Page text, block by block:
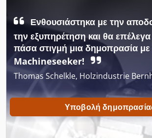
Ενθουσιάστηκα με την
την εξυπηρέτηση και θα
πάσα στιγμή μια δημοπρασία με
Machineseeker!
Thomas Schelkle, Holzindustrie
Υποβολή